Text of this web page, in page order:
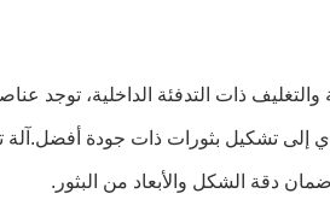
والتغليف ذات التدفئة الداخلية، توجد
إلى تشكيل بثورات ذات جودة أفضل.آلة
ضمان دقة الشكل والأبعاد من البثور.